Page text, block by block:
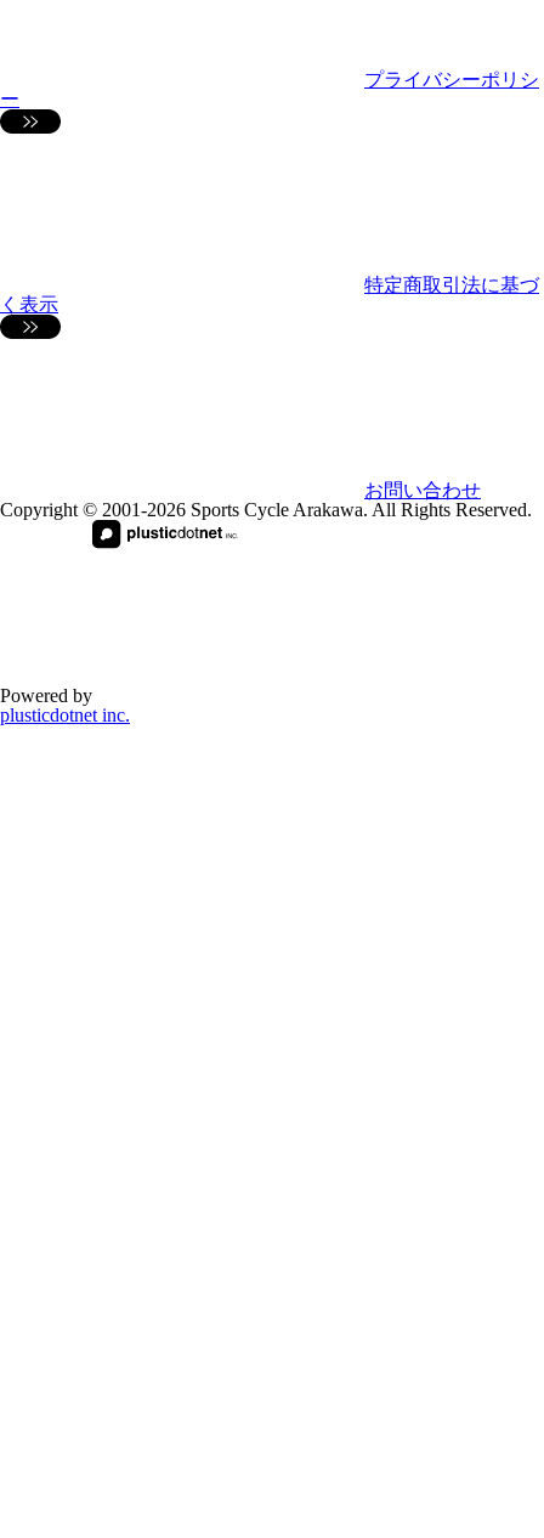
プライバシーポリシ
ー
特定商取引法に基づ
く表示
お問い合わせ
Copyright © 2001-2026 Sports Cycle Arakawa. All Rights Reserved.
Powered by
plusticdotnet inc.